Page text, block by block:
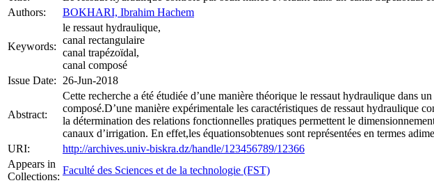
Authors:
BOKHARI, Ibrahim Hachem
Keywords:
le ressaut hydraulique,
canal rectangulaire
canal trapézoïdal,
canal composé
Issue Date:
26-Jun-2018
Abstract:
Cette recherche a été étudiée d’une manière théorique le ressaut hydraulique dans
composé.D’une manière expérimentale les caractéristiques de ressaut hydraulique
la détermination des relations fonctionnelles pratiques permettent le
canaux d’irrigation. En effet,les équationsobtenues sont représentées en termes
URI:
http://archives.univ-biskra.dz/handle/123456789/12366
Appears in
Collections:
Faculté des Sciences et de la technologie (FST)